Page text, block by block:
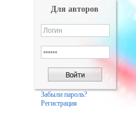
Для авторов
Забыли пароль?
Регистрация